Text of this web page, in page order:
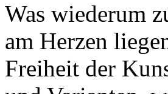
Was wiederum
am Herzen
Freiheit der